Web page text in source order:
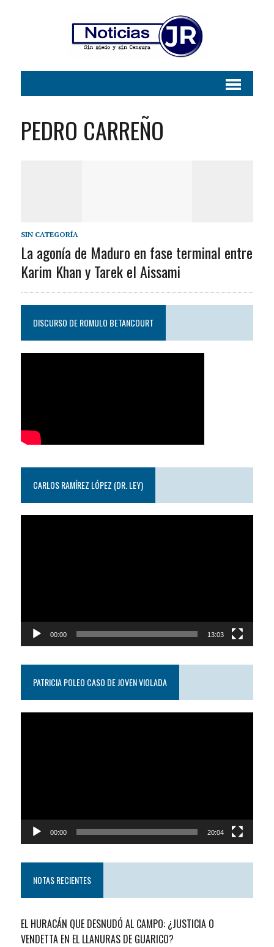
PEDRO CARREÑO
SIN CATEGORÍA
La agonía de Maduro en fase terminal entre
Karim Khan y Tarek el Aissami
DISCURSO DE ROMULO BETANCOURT
CARLOS RAMÍREZ LÓPEZ (DR. LEY)
00:00 13:03
PATRICIA POLEO CASO DE JOVEN VIOLADA
00:00 20:04
NOTAS RECIENTES
EL HURACÁN QUE DESNUDÓ AL CAMPO: ¿JUSTICIA O
VENDETTA EN EL LLANURAS DE GUARICO?